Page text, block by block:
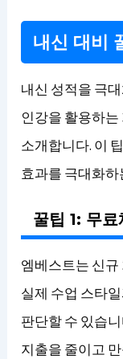
내신 대비
내신 성적을 극
인강을 활용하
소개합니다. 이
효과를 극대화하
꿀팁 1: 무
엠베스트는 신
실제 수업 스타
판단할 수 있습
지출을 줄이고